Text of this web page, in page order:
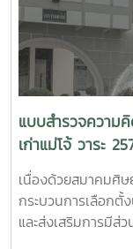
แบบสำรวจความ
เก่าแม่โจ้ วาระ
เนื่องด้วยสมาคมศิษ
กระบวนการเลือก
และส่งเสริมการมีส่